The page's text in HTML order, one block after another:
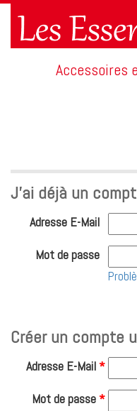
Accessoires
J'ai déjà un
Adresse E-Mail
Mot de passe
Créer un compte
Adresse E-Mail*
Mot de passe*